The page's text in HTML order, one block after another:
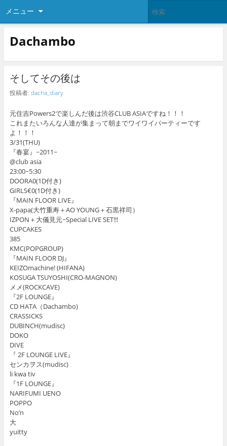
メニュー
Dachambo
そしてその後は
投稿者: dacha_diary
元住吉Powers2で楽しんだ後は渋谷CLUB ASIAですね！！！
これまたいろんな人達が集まって朝までワイワイパーティーです
よ！！！
3/31(THU)
『春宴』~2011~
@club asia
23:00~5:30
DOORA0(1D付き)
GIRLS€0(1D付き)
『MAIN FLOOR LIVE』
X-papa(大竹重寿＋AO YOUNG＋石黒祥司）
IZPON＋大儀見元~Special LIVE SET!!!
CUPCAKES
385
KMC(POPGROUP)
『MAIN FLOOR DJ』
KEIZOmachine! (HIFANA)
KOSUGA TSUYOSHI(CRO-MAGNON)
メメ(ROCKCAVE)
『2F LOUNGE』
CD HATA（Dachambo)
CRASSICKS
DUBINCH(mudisc)
DOKO
DIVE
『 2F LOUNGE LIVE』
センカヲス(mudisc)
li kwa tiv
『1F LOUNGE』
NARIFUMI UENO
POPPO
No’n
大
yuitty